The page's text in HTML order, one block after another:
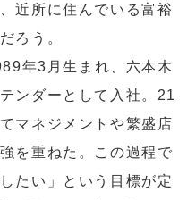
近所に住んでいる富裕
ろう。
年3月生まれ、六本木
ンダーとして入社。21
マネジメントや繁盛店
を重ねた。この過程で
たい」という目標が定